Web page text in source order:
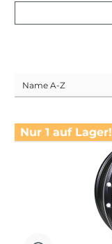
Nur 1 auf Lager!